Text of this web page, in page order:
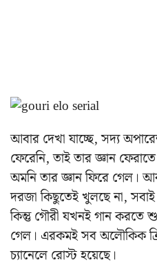
আবার দেখা যাচ্ছে, সদ্য
ফেরেনি, তাই তার জ্ঞান
অমনি তার জ্ঞান ফিরে গেল।
দরজা কিছুতেই খুলছে না, সবাই
কিন্তু গৌরী যখনই গান
গেল। এরকমই সব অলৌকিক
চ্যানেলে রোস্ট হয়েছে।